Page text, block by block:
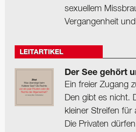
sexuellem
Vergangenheit
LEITARTIKEL
Der See gehört
Ein freier Zugang
Den gibt es nicht.
kleiner Streifen für
Die Privaten